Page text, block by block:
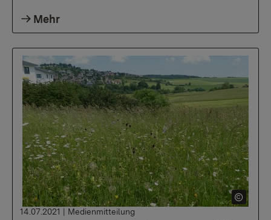
Mehr
14.07.2021 | Medienmitteilung